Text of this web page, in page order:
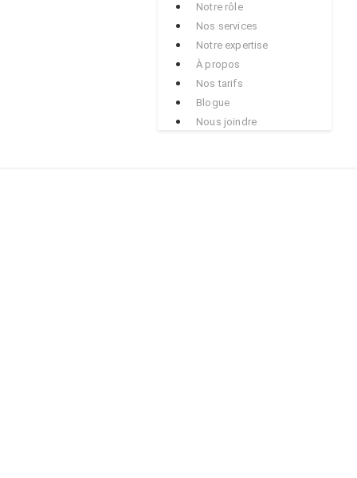
Notre rôle
Nos services
Notre expertise
À propos
Nos tarifs
Blogue
Nous joindre